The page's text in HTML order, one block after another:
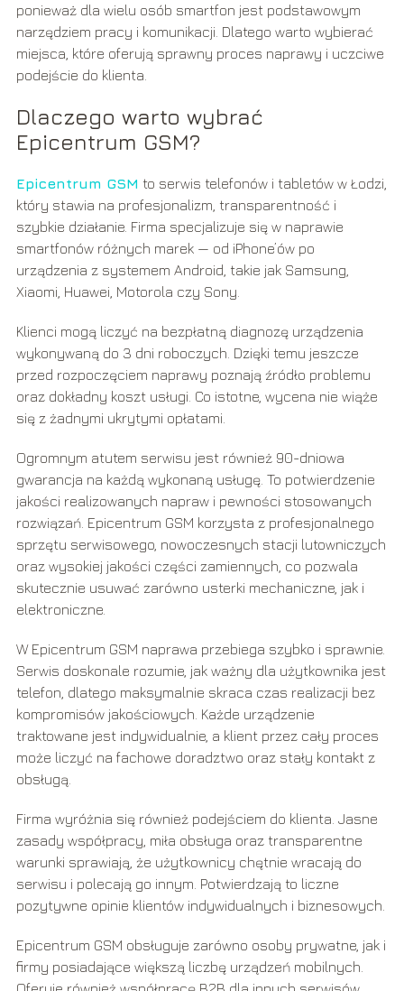
ponieważ dla wielu osób smartfon jest podstawowym
narzędziem pracy i komunikacji. Dlatego warto wybierać
miejsca, które oferują sprawny proces naprawy i uczciwe
podejście do klienta.
Dlaczego warto wybrać
Epicentrum GSM?
Epicentrum GSM to serwis telefonów i tabletów w Łodzi,
który stawia na profesjonalizm, transparentność i
szybkie działanie. Firma specjalizuje się w naprawie
smartfonów różnych marek — od iPhone’ów po
urządzenia z systemem Android, takie jak Samsung,
Xiaomi, Huawei, Motorola czy Sony.
Klienci mogą liczyć na bezpłatną diagnozę urządzenia
wykonywaną do 3 dni roboczych. Dzięki temu jeszcze
przed rozpoczęciem naprawy poznają źródło problemu
oraz dokładny koszt usługi. Co istotne, wycena nie wiąże
się z żadnymi ukrytymi opłatami.
Ogromnym atutem serwisu jest również 90-dniowa
gwarancja na każdą wykonaną usługę. To potwierdzenie
jakości realizowanych napraw i pewności stosowanych
rozwiązań. Epicentrum GSM korzysta z profesjonalnego
sprzętu serwisowego, nowoczesnych stacji lutowniczych
oraz wysokiej jakości części zamiennych, co pozwala
skutecznie usuwać zarówno usterki mechaniczne, jak i
elektroniczne.
W Epicentrum GSM naprawa przebiega szybko i sprawnie.
Serwis doskonale rozumie, jak ważny dla użytkownika jest
telefon, dlatego maksymalnie skraca czas realizacji bez
kompromisów jakościowych. Każde urządzenie
traktowane jest indywidualnie, a klient przez cały proces
może liczyć na fachowe doradztwo oraz stały kontakt z
obsługą.
Firma wyróżnia się również podejściem do klienta. Jasne
zasady współpracy, miła obsługa oraz transparentne
warunki sprawiają, że użytkownicy chętnie wracają do
serwisu i polecają go innym. Potwierdzają to liczne
pozytywne opinie klientów indywidualnych i biznesowych.
Epicentrum GSM obsługuje zarówno osoby prywatne, jak i
firmy posiadające większą liczbę urządzeń mobilnych.